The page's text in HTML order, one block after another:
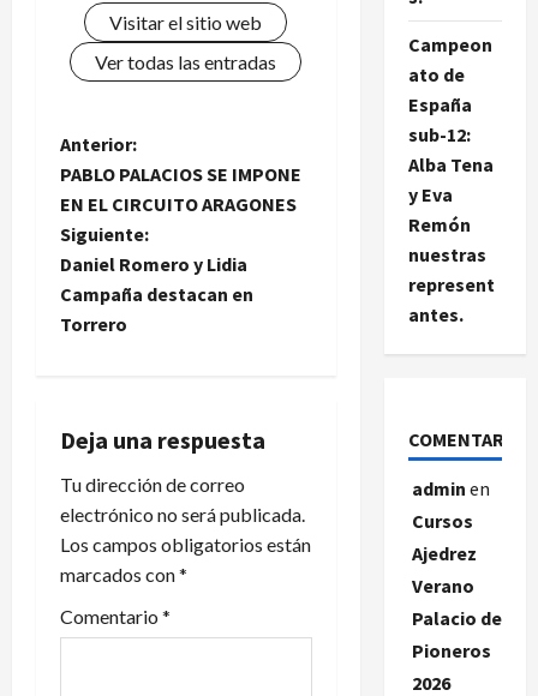
Visitar el sitio web
Ver todas las entradas
N
a
v
e
c
i
ó
n
Anterior:
PABLO PALACIOS SE IMPONE
EN EL CIRCUITO ARAGONES
Siguiente:
Daniel Romero y Lidia
Campaña destacan en
Torrero
Deja una respuesta
Tu dirección de correo
electrónico no será publicada.
Los campos obligatorios están
marcados con*
Comentario *
Campeon
ato de
España
sub-12:
Alba Tena
y Eva
Remón
nuestras
represent
antes.
COMENTARIOS
admin en
Cursos
Ajedrez
Verano
Palacio de
Pioneros
2026